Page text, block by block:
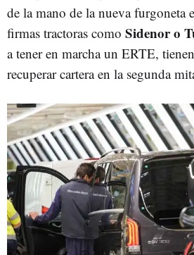
de la mano de la nueva furgoneta
firmas tractoras como Sidenor o
a tener en marcha un ERTE,
recuperar cartera en la segunda